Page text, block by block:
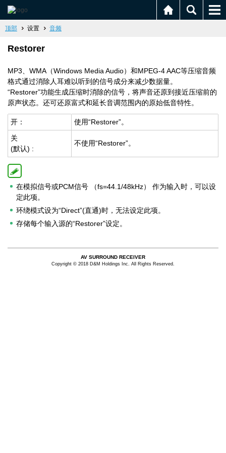
顶部 设置 音频
Restorer
MP3、WMA（Windows Media Audio）和MPEG-4 AAC等压缩音频
格式通过消除人耳难以听到的信号成分来减少数据量。
“Restorer”功能生成压缩时消除的信号，将声音还原到接近压缩前的
原声状态。还可还原富式和延长音调范围内的原始低音特性。
开：
使用“Restorer”。
关
(默认) :
不使用“Restorer”。
在模拟信号或PCM信号 （fs=44.1/48kHz） 作为输入时，可以设
定此项。
环绕模式设为“Direct”(直通)时，无法设定此项。
存储每个输入源的“Restorer”设定。
AV SURROUND RECEIVER
Copyright © 2018 D&M Holdings Inc. All Rights Reserved.